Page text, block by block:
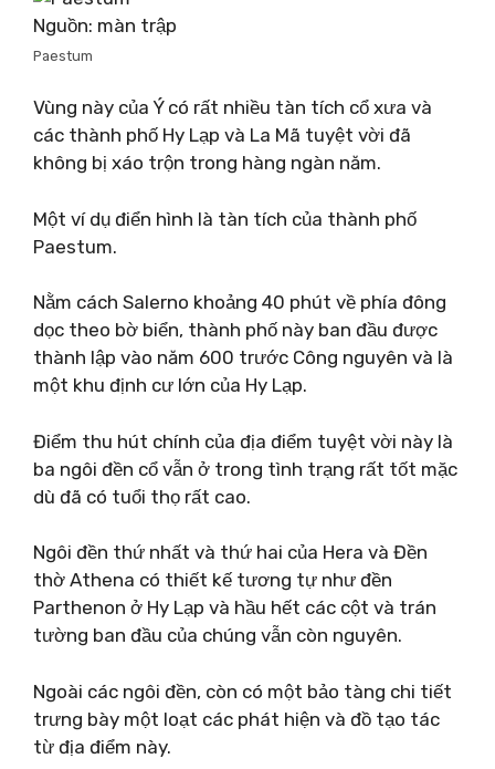
Nguồn: màn trập
Paestum
Vùng này của Ý có rất nhiều tàn tích cổ xưa và
các thành phố Hy Lạp và La Mã tuyệt vời đã
không bị xáo trộn trong hàng ngàn năm.
Một ví dụ điển hình là tàn tích của thành phố
Paestum.
Nằm cách Salerno khoảng 40 phút về phía đông
dọc theo bờ biển, thành phố này ban đầu được
thành lập vào năm 600 trước Công nguyên và là
một khu định cư lớn của Hy Lạp.
Điểm thu hút chính của địa điểm tuyệt vời này là
ba ngôi đền cổ vẫn ở trong tình trạng rất tốt mặc
dù đã có tuổi thọ rất cao.
Ngôi đền thứ nhất và thứ hai của Hera và Đền
thờ Athena có thiết kế tương tự như đền
Parthenon ở Hy Lạp và hầu hết các cột và trán
tường ban đầu của chúng vẫn còn nguyên.
Ngoài các ngôi đền, còn có một bảo tàng chi tiết
trưng bày một loạt các phát hiện và đồ tạo tác
từ địa điểm này.